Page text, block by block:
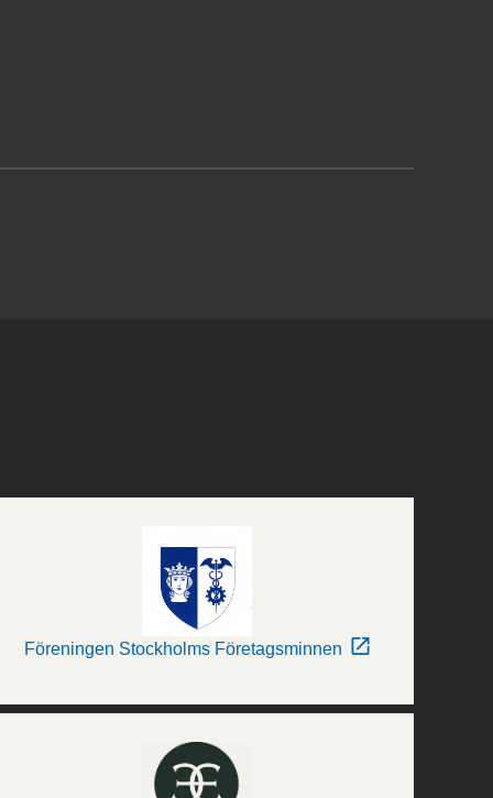
Föreningen Stockholms Företagsminnen